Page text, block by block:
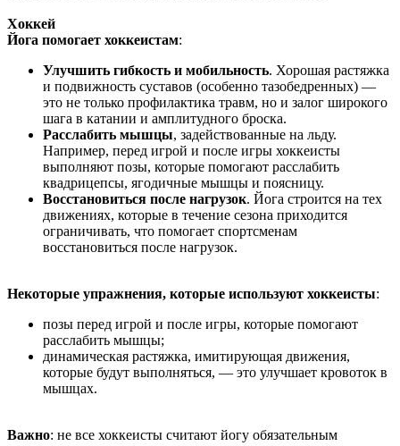
Хоккей
Йога помогает хоккеистам:
Улучшить гибкость и мобильность. Хорошая растяжка
и подвижность суставов (особенно тазобедренных) —
это не только профилактика травм, но и залог широкого
шага в катании и амплитудного броска.
Расслабить мышцы, задействованные на льду.
Например, перед игрой и после игры хоккеисты
выполняют позы, которые помогают расслабить
квадрицепсы, ягодичные мышцы и поясницу.
Восстановиться после нагрузок. Йога строится на тех
движениях, которые в течение сезона приходится
ограничивать, что помогает спортсменам
восстановиться после нагрузок.
Некоторые упражнения, которые используют хоккеисты:
позы перед игрой и после игры, которые помогают
расслабить мышцы;
динамическая растяжка, имитирующая движения,
которые будут выполняться, — это улучшает кровоток в
мышцах.
Важно: не все хоккеисты считают йогу обязательным